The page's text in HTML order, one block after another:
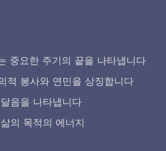
중요한 주기의 끝을 나타냅니다
적 봉사와 연민을 상징합니다
음을 나타냅니다
의 목적의 에너지